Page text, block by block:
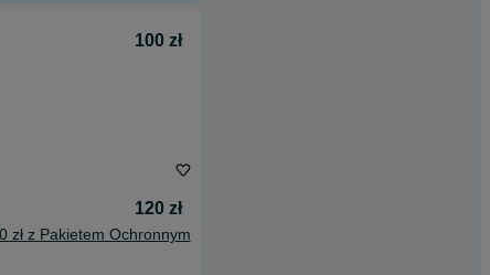
100 zł
120 zł
zł z Pakietem Ochronnym